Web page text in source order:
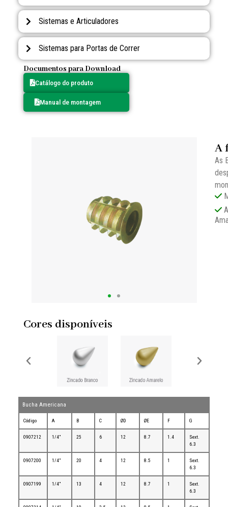
Sistemas e Articuladores
Sistemas para Portas de Correr
Documentos para Download
Catálogo do produto
Manual de montagem
A
As
Cores disponíveis
Bucha Americana
Código A B C ØD ØE F G
0907212 1/4" 25 6 12 8.7 1.4
Sext.
6.3
0907200 1/4" 20 4 12 8.5 1
Sext.
6.3
0907199 1/4" 13 4 12 8.7 1
Sext.
6.3